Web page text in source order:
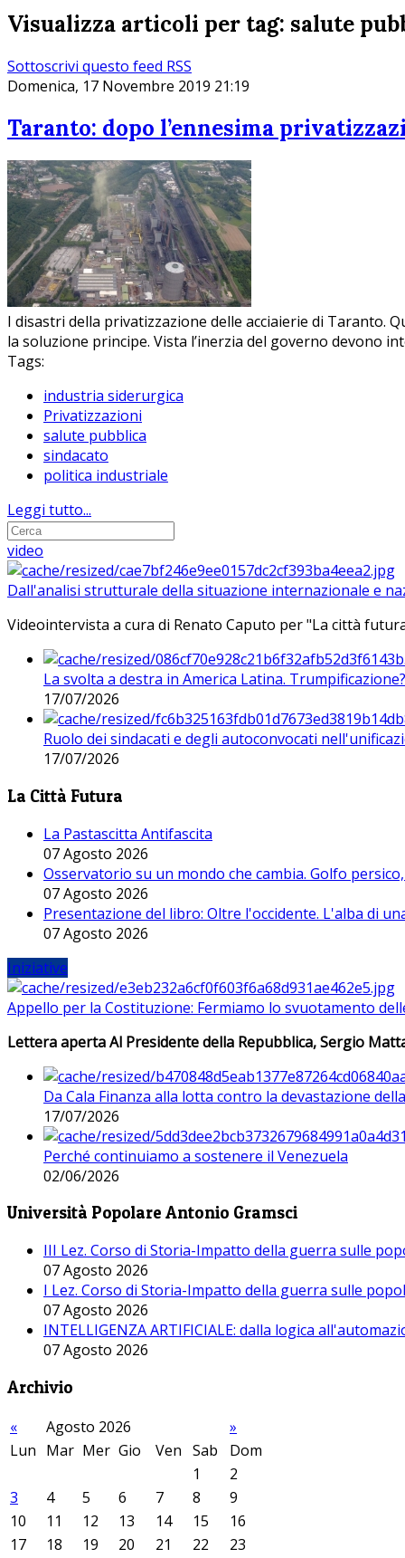
Visualizza articoli per tag: salute
Sottoscrivi questo feed RSS
Domenica, 17 Novembre 2019 21:19
Taranto: dopo l’ennesima
I disastri della privatizzazione delle acciaierie di Taranto.
la soluzione principe. Vista l’inerzia del governo devono
Tags:
industria siderurgica
Privatizzazioni
salute pubblica
sindacato
politica industriale
Leggi tutto...
video
Dall'analisi strutturale della situazione internazionale e
Videointervista a cura di Renato Caputo per "La città
La svolta a destra in America Latina. Trumpificazione?
17/07/2026
Ruolo dei sindacati e degli autoconvocati
17/07/2026
La Città Futura
La Pastascitta Antifascita
07 Agosto 2026
Osservatorio su un mondo che cambia. Golfo
07 Agosto 2026
Presentazione del libro: Oltre l'occidente. L'alba di
07 Agosto 2026
Iniziative
Appello per la Costituzione: Fermiamo lo svuotamento
Lettera aperta Al Presidente della Repubblica, Sergio
Da Cala Finanza alla lotta contro la devastazione
17/07/2026
Perché continuiamo a sostenere il Venezuela
02/06/2026
Università Popolare Antonio Gramsci
III Lez. Corso di Storia-Impatto della guerra sulle
07 Agosto 2026
I Lez. Corso di Storia-Impatto della guerra sulle
07 Agosto 2026
INTELLIGENZA ARTIFICIALE: dalla logica
07 Agosto 2026
Archivio
« Agosto 2026
»
Lun Mar Mer Gio Ven Sab
Dom
1
2
3
4 5 6 7 8
9
10
11 12 13 14 15
16
17
18 19 20 21 22 23